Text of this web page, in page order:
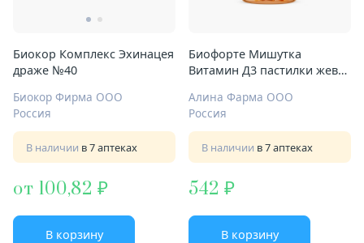
Биокор Комплекс Эхинацея
драже №40
Биокор Фирма ООО
Россия
В наличии в 7 аптеках
от 100,82
В корзину
Биофорте Мишутка
Витамин Д3 пастилки жев
Алина Фарма ООО
Россия
В наличии в 7 аптеках
542
В корзину